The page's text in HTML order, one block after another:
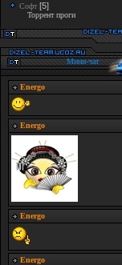
Софт [5]
Торрент проги
Мини-чат